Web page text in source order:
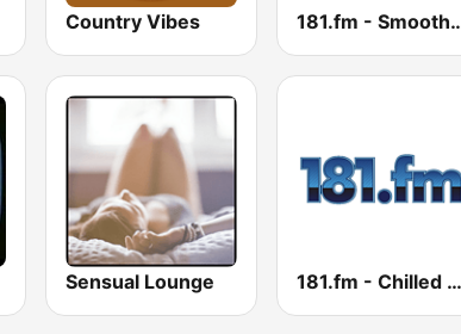
Country Vibes 181.fm -
Sensual Lounge 181.fm - Chilled Out